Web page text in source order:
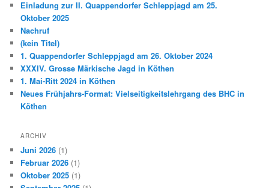
Einladung zur II. Quappendorfer Schleppjagd am 25.
Oktober 2025
Nachruf
(kein Titel)
1. Quappendorfer Schleppjagd am 26. Oktober 2024
XXXIV. Grosse Märkische Jagd in Köthen
1. Mai-Ritt 2024 in Köthen
Neues Frühjahrs-Format: Vielseitigkeitslehrgang des BHC in
Köthen
ARCHIV
Juni 2026 (1)
Februar 2026 (1)
Oktober 2025 (1)